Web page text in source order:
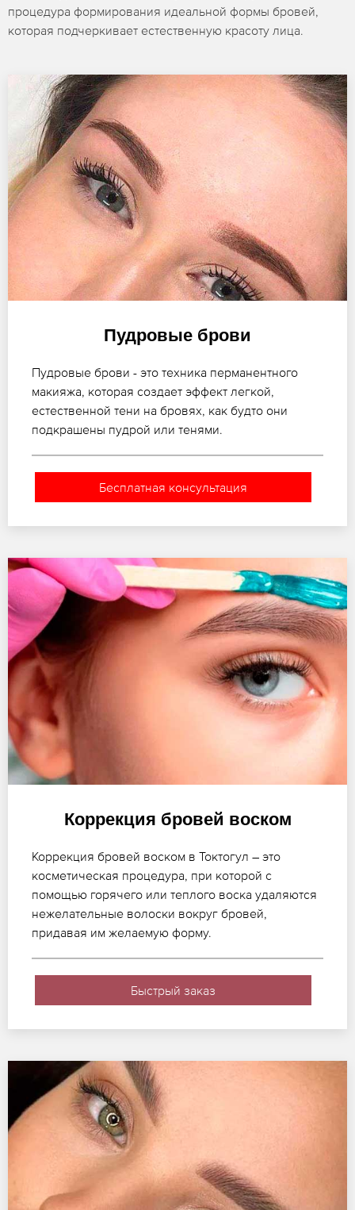
процедура формирования идеальной формы бровей,
которая подчеркивает естественную красоту лица.
Пудровые брови
Пудровые брови - это техника перманентного
макияжа, которая создает эффект легкой,
естественной тени на бровях, как будто они
подкрашены пудрой или тенями.
Бесплатная консультация
Коррекция бровей воском
Коррекция бровей воском в Токтогул – это
косметическая процедура, при которой с
помощью горячего или теплого воска удаляются
нежелательные волоски вокруг бровей,
придавая им желаемую форму.
Быстрый заказ